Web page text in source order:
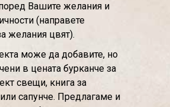
Вашите желания и
(направете
желания цвят).
може да добавите, но
в цената бурканче за
свещи, книга за
сапунче. Предлагаме и